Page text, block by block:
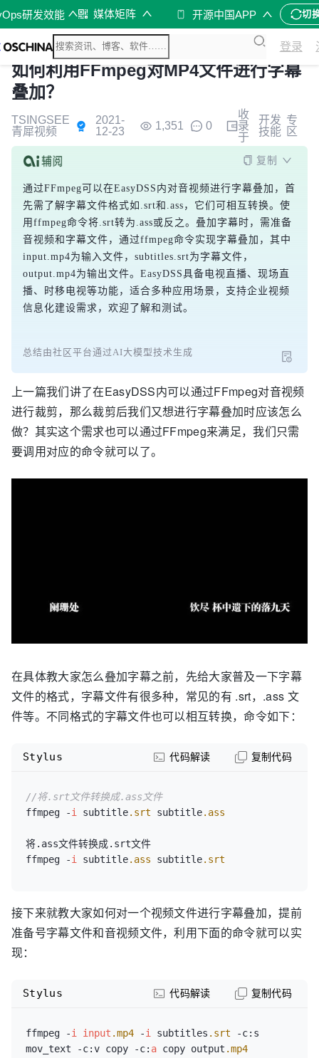
研发效能 媒体矩阵 开源中国APP 切
登录
如何利用FFmpeg对MP4文件进行字幕
叠加？
TSINGSEE
青犀视频
2021-
12-23
1,351 0
收
录
于
开发
技能
专
区
复制
通过FFmpeg可以在EasyDSS内对音视频进行字幕叠加，首
先需了解字幕文件格式如.srt和.ass，它们可相互转换。使
用ffmpeg命令将.srt转为.ass或反之。叠加字幕时，需准备
音视频和字幕文件，通过ffmpeg命令实现字幕叠加，其中
input.mp4为输入文件，subtitles.srt为字幕文件，
output.mp4为输出文件。EasyDSS具备电视直播、现场直
播、时移电视等功能，适合多种应用场景，支持企业视频
信息化建设需求，欢迎了解和测试。
总结由社区平台通过AI大模型技术生成
上一篇我们讲了在EasyDSS内可以通过FFmpeg对音视频
进行裁剪，那么裁剪后我们又想进行字幕叠加时应该怎么
做？其实这个需求也可以通过FFmpeg来满足，我们只需
要调用对应的命令就可以了。
在具体教大家怎么叠加字幕之前，先给大家普及一下字幕
文件的格式，字幕文件有很多种，常见的有 .srt，.ass 文
件等。不同格式的字幕文件也可以相互转换，命令如下：
//将.srt文件转换成.ass文件
ffmpeg -i subtitle.srt subtitle.ass
将.ass文件转换成.srt文件
ffmpeg -i subtitle.ass subtitle.srt
Stylus 代码解读 复制代码
接下来就教大家如何对一个视频文件进行字幕叠加，提前
准备号字幕文件和音视频文件，利用下面的命令就可以实
现：
ffmpeg -i input .mp4 -i subtitles .srt -c:s
mov_text -c:v copy -c: a copy output .mp4
Stylus 代码解读 复制代码